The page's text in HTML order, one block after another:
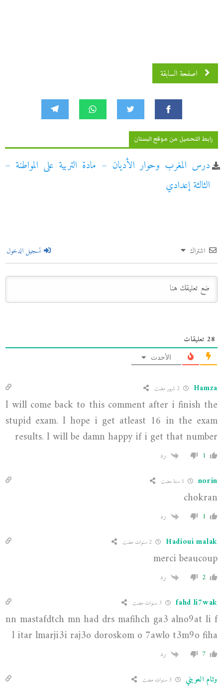
اصفحة السابقة
رابط التحميل من موقع البستان
درس المغرب وحوار الأديان – مادة التربية على المواطنة –
الثالثة إعدادي
اشتراك تسجيل الدخول
28 تعليقات
الأحدث
Hamza
I will come back to this comment after i finish the
stupid exam. I hope i get atleast 16 in the exam
results. I will be damn happy if i get that number
1 رد
norin
chokran
1 رد
Hadioui malak
merci beaucoup
2 رد
fahd li7wak
nn mastafdtch mn had drs mafihch ga3 alno9at li f
l itar lmarji3i raj3o doroskom o 7awlo t3m9o fiha
7 رد
وئام العويني